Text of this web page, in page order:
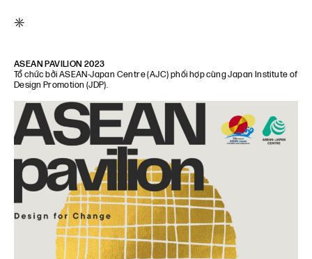
*
ASEAN PAVILION 2023
Tổ chức bởi ASEAN‑Japan Centre (AJC) phối hợp cùng Japan Institute of
Design Promotion (JDP).